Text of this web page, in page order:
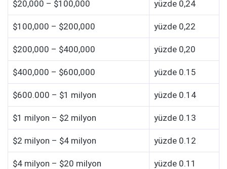
$20,000 – $100,000 yüzde 0,24
$100,000 – $200,000 yüzde 0,22
$200,000 – $400,000 yüzde 0,20
$400,000 – $600,000 yüzde 0.15
$600.000 – $1 milyon yüzde 0.14
$1 milyon – $2 milyon yüzde 0.13
$2 milyon – $4 milyon yüzde 0.12
$4 milyon – $20 milyon yüzde 0.11